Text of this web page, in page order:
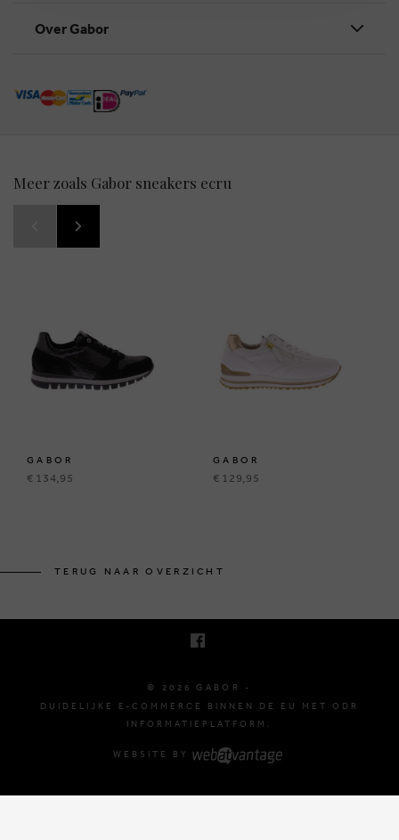
Over Gabor
Meer zoals Gabor sneakers ecru
GABOR
€ 134,95
GABOR
€ 129,95
TERUG NAAR OVERZICHT
© 2026 GABOR -
DUIDELIJKE E-COMMERCE BINNEN DE EU MET ODR
INFORMATIEPLATFORM.
WEBSITE BY